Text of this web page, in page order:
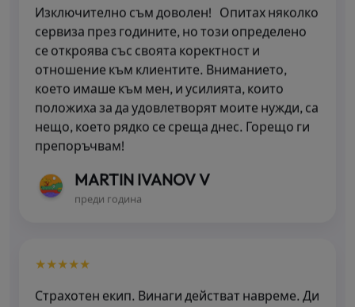
сервиза през годините, но този определено
се откроява със своята коректност и
отношение към клиентите. Вниманието,
което имаше към мен, и усилията, които
положиха за да удовлетворят моите нужди, са
нещо, което рядко се среща днес. Горещо ги
препоръчвам!
MARTIN IVANOV V
преди година
Страхотен екип. Винаги действат навреме. Ди
Екс Ей Софт участваха в разработката на